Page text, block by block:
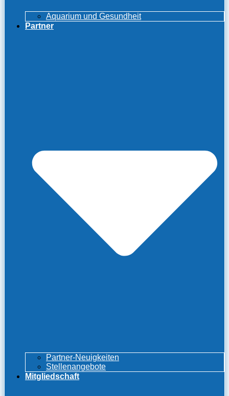
Aquarium und Gesundheit
Partner
Partner-Neuigkeiten
Stellenangebote
Mitgliedschaft